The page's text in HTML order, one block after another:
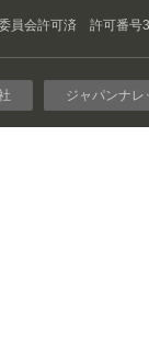
員会許可済 許可番号
ジャパンナレ